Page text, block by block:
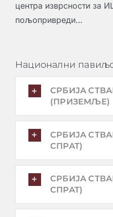
центра изврсности за
пољопривреди…
Национални
СРБИЈА
(ПРИЗЕМЉЕ)
СРБИЈА
СПРАТ)
СРБИЈА
СПРАТ)